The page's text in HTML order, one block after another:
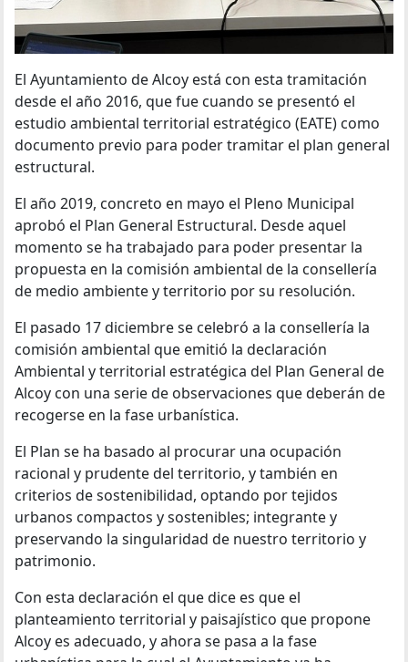
El Ayuntamiento de Alcoy está con esta tramitación
desde el año 2016, que fue cuando se presentó el
estudio ambiental territorial estratégico (EATE) como
documento previo para poder tramitar el plan general
estructural.
El año 2019, concreto en mayo el Pleno Municipal
aprobó el Plan General Estructural. Desde aquel
momento se ha trabajado para poder presentar la
propuesta en la comisión ambiental de la consellería
de medio ambiente y territorio por su resolución.
El pasado 17 diciembre se celebró a la consellería la
comisión ambiental que emitió la declaración
Ambiental y territorial estratégica del Plan General de
Alcoy con una serie de observaciones que deberán de
recogerse en la fase urbanística.
El Plan se ha basado al procurar una ocupación
racional y prudente del territorio, y también en
criterios de sostenibilidad, optando por tejidos
urbanos compactos y sostenibles; integrante y
preservando la singularidad de nuestro territorio y
patrimonio.
Con esta declaración el que dice es que el
planteamiento territorial y paisajístico que propone
Alcoy es adecuado, y ahora se pasa a la fase